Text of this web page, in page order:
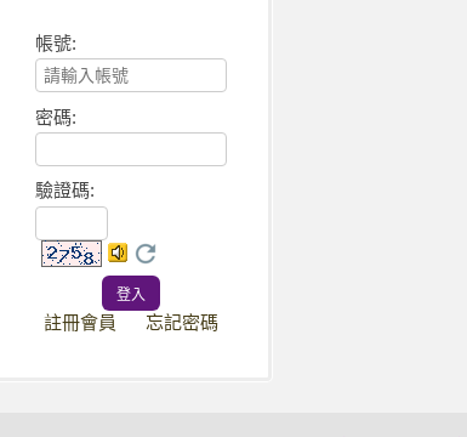
帳號:
密碼:
驗證碼:
註冊會員 忘記密碼